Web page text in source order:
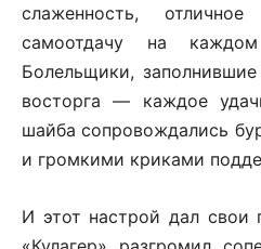
слаженность,
самоотдачу на
Болельщики,
восторга — каждое
шайба сопровождались
и громкими криками
И этот настрой дал свои